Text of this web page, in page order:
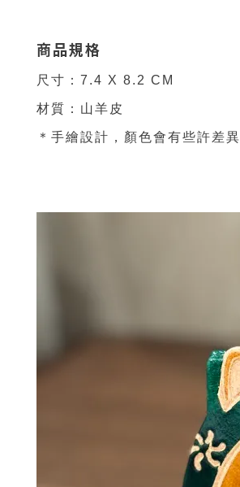
商品規格
尺寸：7.4 X 8.2 CM
材質：山羊皮
＊手繪設計，顏色會有些許差異